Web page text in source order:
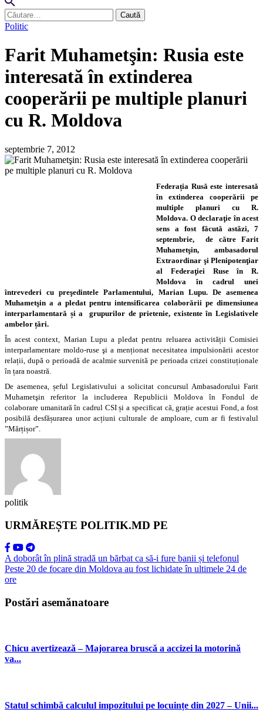
Caută
după:
Politic
Farit Muhametşin: Rusia este
interesată în extinderea
cooperării pe multiple planuri
cu R. Moldova
septembrie 7, 2012
Federația Rusă este interesată
în extinderea cooperării pe
multiple planuri cu R.
Moldova. O declaraţie în acest
sens a fost făcută astăzi, 7
septembrie, de către Farit
Muhametşin, ambasadorul
Extraordinar şi Plenipotenţiar
al Federaţiei Ruse în R.
Moldova în cadrul unei
întrevederi cu preşedintele Parlamentului, Marian Lupu. De asemenea
Muhametşin a a pledat pentru intensificarea colaborării pe dimensiunea
interparlamentară și a grupurilor de prietenie, existente în Legislativele
ambelor țări.
În acest context, Marian Lupu a pledat pentru reluarea activității Comisiei
interparlamentare moldo-ruse şi a menționat necesitatea impulsionării acestor
relații, după o perioadă de acalmie survenită pe perioada crizei constituționale
în țara noastră.
De asemenea, șeful Legislativului a solicitat concursul Ambasadorului Farit
Muhametşin referitor la includerea Republicii Moldova în Fondul de
colaborare umanitară în cadrul CSI și a specificat că, grație acestui Fond, a fost
posibilă desfășurarea unor acțiuni culturale de amploare, cum ar fi festivalul
”Mărțișor”.
politik
URMĂREȘTE POLITIK.MD PE
A doborât în plină stradă un bărbat ca să-i fure banii și telefonul
Peste 20 de focare din Moldova au fost lichidate în ultimele 24 de
ore
Postări asemănatoare
Chicu avertizează – Majorarea bruscă a accizei la motorină
va...
Statul schimbă calculul impozitului pe locuințe din 2027 – Unii...